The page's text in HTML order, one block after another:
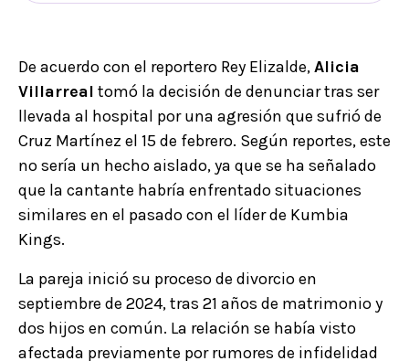
De acuerdo con el reportero Rey Elizalde,Alicia
Villarreal tomó la decisión de denunciar tras ser
llevada al hospital por una agresión que sufrió de
Cruz Martínez el 15 de febrero. Según reportes, este
no sería un hecho aislado, ya que se ha señalado
que la cantante habría enfrentado situaciones
similares en el pasado con el líder de Kumbia
Kings.
La pareja inició su proceso de divorcio en
septiembre de 2024, tras 21 años de matrimonio y
dos hijos en común. La relación se había visto
afectada previamente por rumores de infidelidad